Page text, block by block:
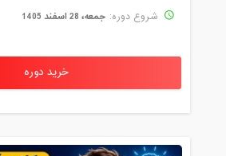
شروع دوره: جمعه، 28 اسفند 1405
خرید دوره